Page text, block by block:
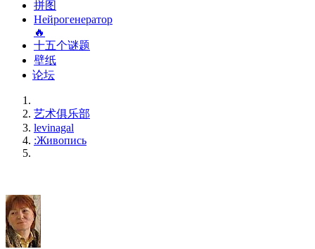
拼图
Нейрогенератор
🔥
十五个谜题
壁纸
论坛
艺术俱乐部
levinagal
:Живопись